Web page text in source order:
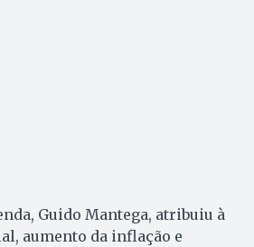
Guido Mantega, atribuiu à
aumento da inflação e